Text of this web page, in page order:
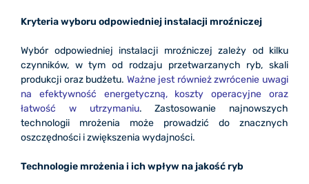
Kryteria wyboru odpowiedniej instalacji mroźniczej
Wybór odpowiedniej instalacji mroźniczej zależy od kilku
czynników, w tym od rodzaju przetwarzanych ryb, skali
produkcji oraz budżetu. Ważne jest również zwrócenie uwagi
na efektywność energetyczną, koszty operacyjne oraz
łatwość w utrzymaniu. Zastosowanie najnowszych
technologii mrożenia może prowadzić do znacznych
oszczędności i zwiększenia wydajności.
Technologie mrożenia i ich wpływ na jakość ryb